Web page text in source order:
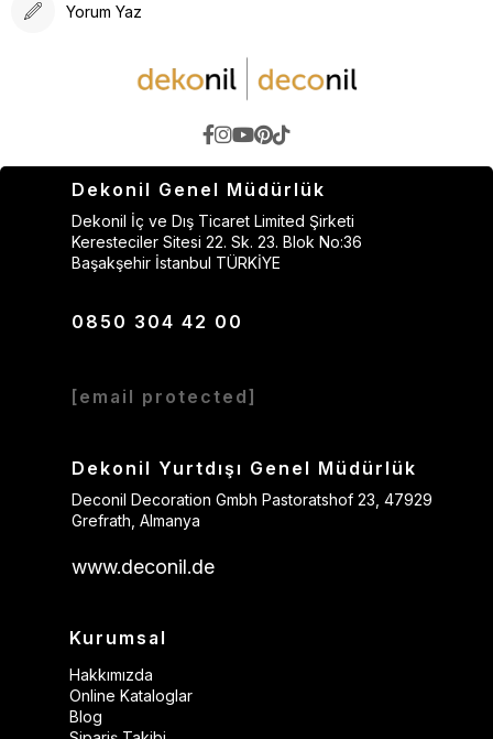
Yorum Yaz
Dekonil Genel Müdürlük
Dekonil İç ve Dış Ticaret Limited Şirketi
Keresteciler Sitesi 22. Sk. 23. Blok No:36
Başakşehir İstanbul TÜRKİYE
0850 304 42 00
[email protected]
Dekonil Yurtdışı Genel Müdürlük
Deconil Decoration Gmbh Pastoratshof 23, 47929
Grefrath, Almanya
www.deconil.de
Kurumsal
Hakkımızda
Online Kataloglar
Blog